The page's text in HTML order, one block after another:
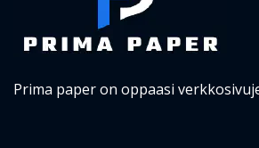
Prima paper on oppaasi